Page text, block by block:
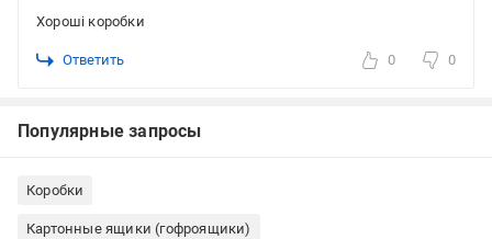
Хороші коробки
Ответить 0 0
Популярные запросы
Коробки
Картонные ящики (гофроящики)